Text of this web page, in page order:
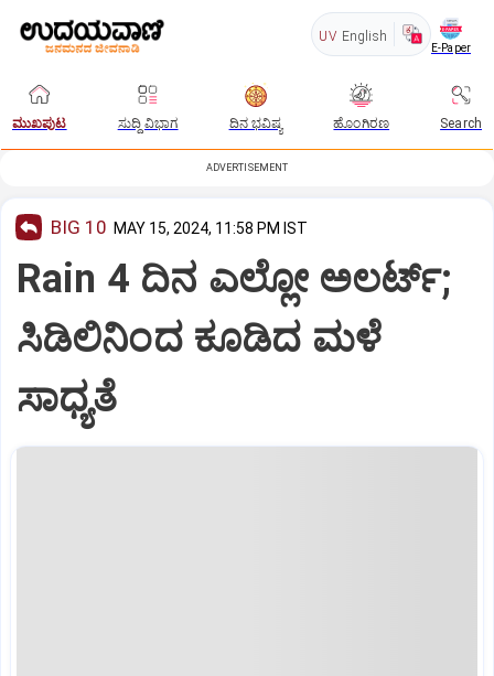
UV English
E-Paper
ಮುಖಪುಟ ಸುದ್ದಿ ವಿಭಾಗ ದಿನ ಭವಿಷ್ಯ ಹೊಂಗಿರಣ Search
ADVERTISEMENT
BIG 10 MAY 15, 2024, 11:58 PM IST
Rain 4 ದಿನ ಎಲ್ಲೋ ಅಲರ್ಟ್‌;
ಸಿಡಿಲಿನಿಂದ ಕೂಡಿದ ಮಳೆ
ಸಾಧ್ಯತೆ